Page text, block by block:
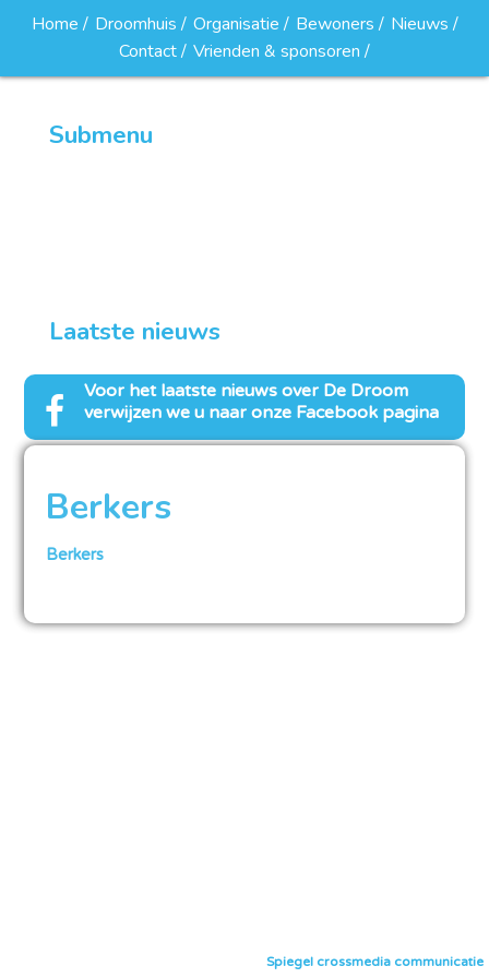
Home Droomhuis Organisatie Bewoners
Nieuws
Contact
Vrienden & sponsoren
Submenu
Laatste nieuws
Voor het laatste nieuws over De Droom
verwijzen we u naar onze Facebook pagina
Berkers
Berkers
Spiegel crossmedia communicatie